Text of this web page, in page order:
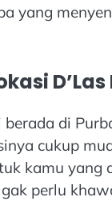
yang
berada di
cukup
kamu
perlu